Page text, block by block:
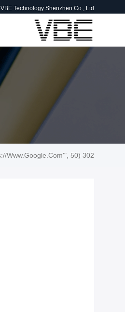
VBE Technology Shenzhen Co., Ltd.
302 SetTimeout("javascript:location.href='https://www.google.com'", 50);